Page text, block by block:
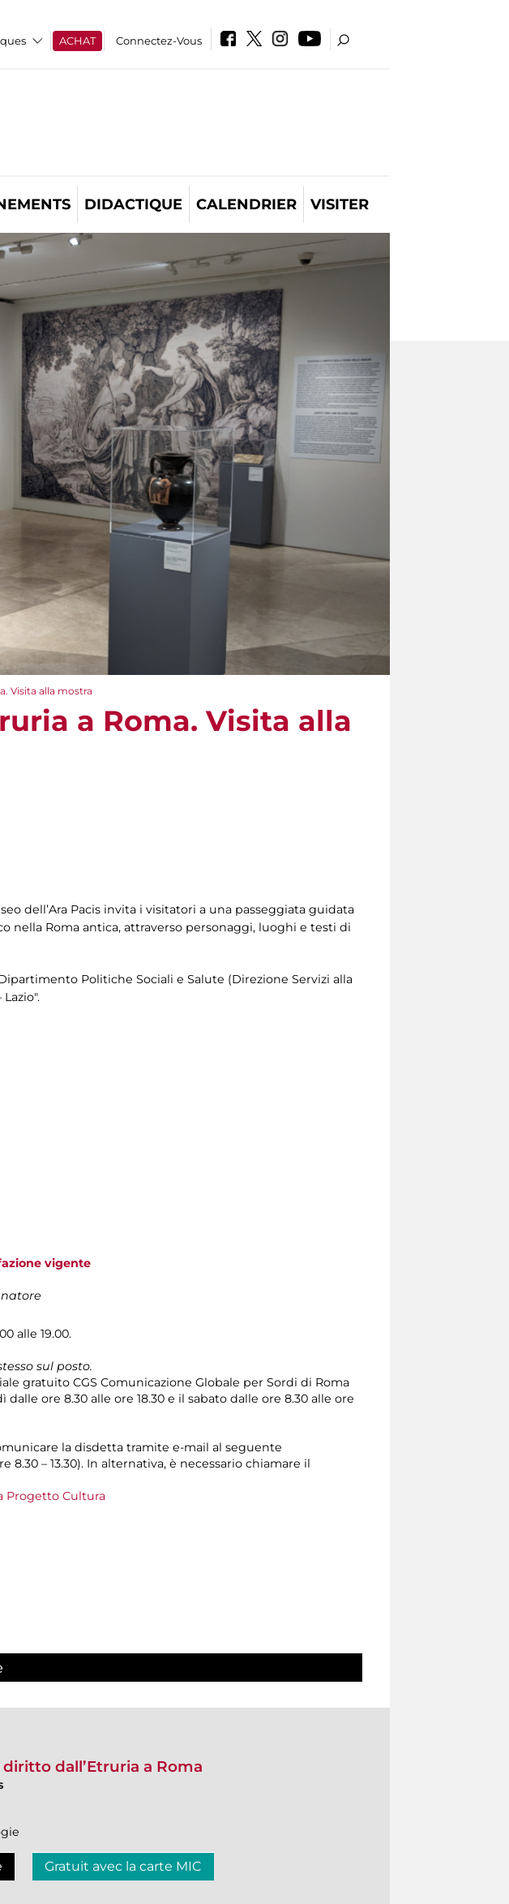
ACHAT Connectez-Vous
DIDACTIQUE CALENDRIER VISITER
Visita alla mostra
a Roma. Visita alla
dell’Ara Pacis invita i visitatori a una passeggiata guidata
Roma antica, attraverso personaggi, luoghi e testi di
Politiche Sociali e Salute (Direzione Servizi alla
vigente
alle 19.00.
sul posto.
gratuito CGS Comunicazione Globale per Sordi di Roma
ore 8.30 alle ore 18.30 e il sabato dalle ore 8.30 alle ore
la disdetta tramite e-mail al seguente
8.30 – 13.30). In alternativa, è necessario chiamare il
Progetto Cultura
diritto dall’Etruria a Roma
Gratuit avec la carte MIC